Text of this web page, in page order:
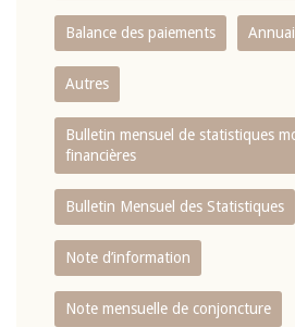
Balance des paiements
Autres
Bulletin mensuel de statistiques
financières
Bulletin Mensuel des Statistiques
Note d’information
Note mensuelle de conjoncture